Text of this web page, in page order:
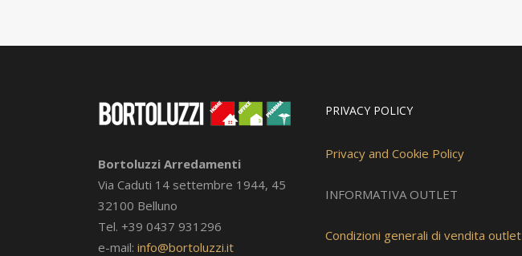
Bortoluzzi Arredamenti
Via Caduti 14 settembre 1944, 45
32100 Belluno
Tel. +39 0437 931296
e-mail: info@bortoluzzi.it
PRIVACY POLICY
Privacy and Cookie Policy
INFORMATIVA OUTLET
Condizioni generali di vendita outlet